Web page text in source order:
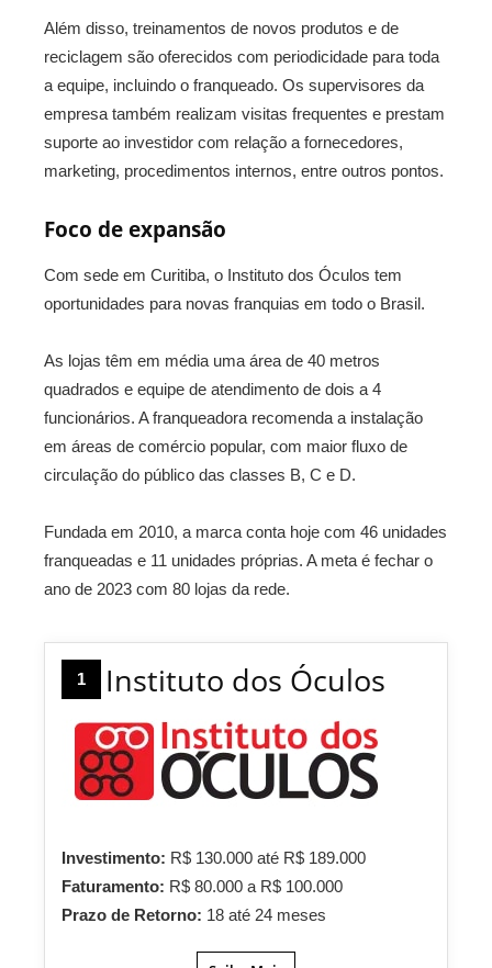
Além disso, treinamentos de novos produtos e de
reciclagem são oferecidos com periodicidade para toda
a equipe, incluindo o franqueado. Os supervisores da
empresa também realizam visitas frequentes e prestam
suporte ao investidor com relação a fornecedores,
marketing, procedimentos internos, entre outros pontos.
Foco de expansão
Com sede em Curitiba, o Instituto dos Óculos tem
oportunidades para novas franquias em todo o Brasil.
As lojas têm em média uma área de 40 metros
quadrados e equipe de atendimento de dois a 4
funcionários. A franqueadora recomenda a instalação
em áreas de comércio popular, com maior fluxo de
circulação do público das classes B, C e D.
Fundada em 2010, a marca conta hoje com 46 unidades
franqueadas e 11 unidades próprias. A meta é fechar o
ano de 2023 com 80 lojas da rede.
1 Instituto dos Óculos
Investimento: R$ 130.000 até R$ 189.000
Faturamento: R$ 80.000 a R$ 100.000
Prazo de Retorno: 18 até 24 meses